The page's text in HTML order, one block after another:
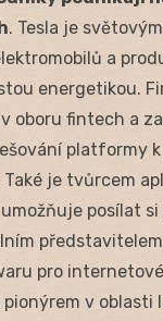
. Tesla je
a
energetikou.
oboru fintech a
platformy
je tvůrcem
posílat
pro
v oblasti